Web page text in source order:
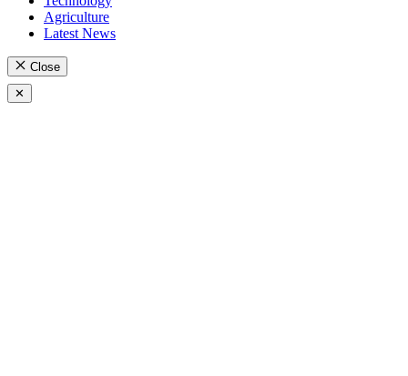
Agriculture
Latest News
Close
✕